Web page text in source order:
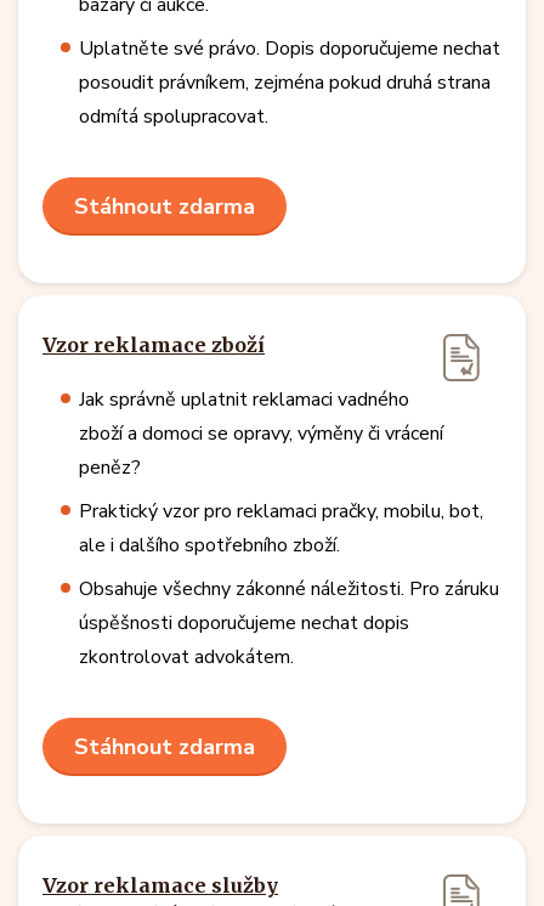
Uplatněte své právo. Dopis doporučujeme nechat
posoudit právníkem, zejména pokud druhá strana
odmítá spolupracovat.
Stáhnout zdarma
Vzor reklamace zboží
Jak správně uplatnit reklamaci vadného
zboží a domoci se opravy, výměny či vrácení
peněz?
Praktický vzor pro reklamaci pračky, mobilu, bot,
ale i dalšího spotřebního zboží.
Obsahuje všechny zákonné náležitosti. Pro záruku
úspěšnosti doporučujeme nechat dopis
zkontrolovat advokátem.
Stáhnout zdarma
Vzor reklamace služby